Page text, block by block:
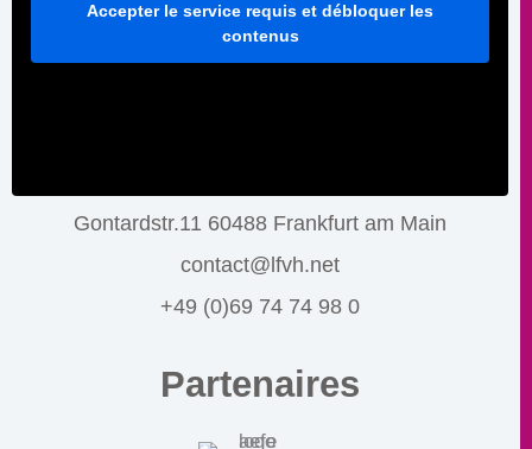
Accepter le service requis et débloquer les
contenus
Gontardstr.11 60488 Frankfurt am Main
contact@lfvh.net
+49 (0)69 74 74 98 0
Partenaires